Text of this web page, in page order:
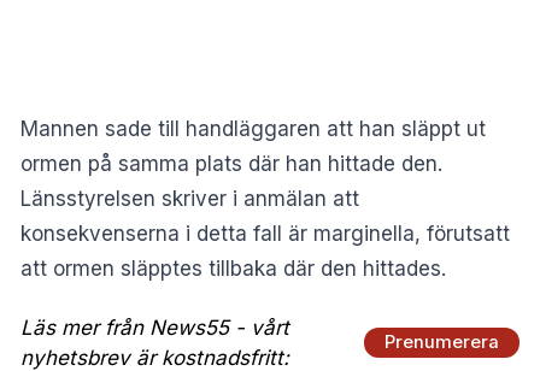
Mannen sade till handläggaren att han släppt ut
ormen på samma plats där han hittade den.
Länsstyrelsen skriver i anmälan att
konsekvenserna i detta fall är marginella, förutsatt
att ormen släpptes tillbaka där den hittades.
Läs mer från News55 - vårt
nyhetsbrev är kostnadsfritt:
Prenumerera